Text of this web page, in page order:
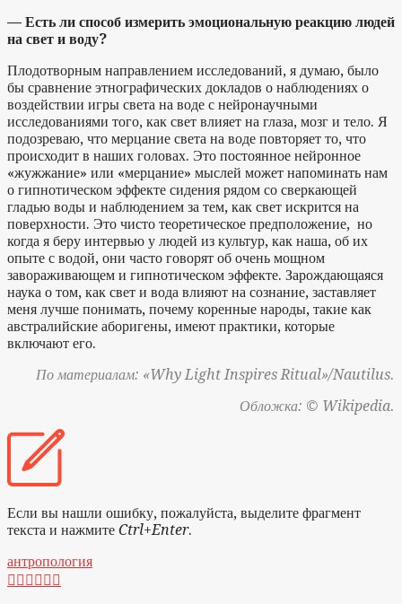
— Есть ли способ измерить эмоциональную реакцию людей
на свет и воду?
Плодотворным направлением исследований, я думаю, было
бы сравнение этнографических докладов о наблюдениях о
воздействии игры света на воде с нейронаучными
исследованиями того, как свет влияет на глаза, мозг и тело. Я
подозреваю, что мерцание света на воде повторяет то, что
происходит в наших головах. Это постоянное нейронное
«жужжание» или «мерцание» мыслей может напоминать нам
о гипнотическом эффекте сидения рядом со сверкающей
гладью воды и наблюдением за тем, как свет искрится на
поверхности. Это чисто теоретическое предположение, но
когда я беру интервью у людей из культур, как наша, об их
опыте с водой, они часто говорят об очень мощном
завораживающем и гипнотическом эффекте. Зарождающаяся
наука о том, как свет и вода влияют на сознание, заставляет
меня лучше понимать, почему коренные народы, такие как
австралийские аборигены, имеют практики, которые
включают его.
По материалам: «Why Light Inspires Ritual»/Nautilus.
Обложка: © Wikipedia.
Если вы нашли ошибку, пожалуйста, выделите фрагмент
текста и нажмите Ctrl+Enter.
антропология
